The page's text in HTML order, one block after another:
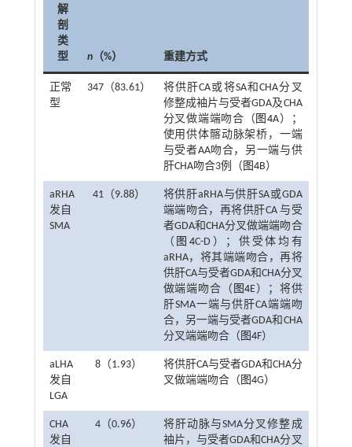
解
剖
类
型
n（%） 重建方式
正常
型
347（83.61）
将供肝CA或将SA和CHA分叉
修整成袖片与受者GDA及CHA
分叉做端端吻合（ 图4A）；
使用供体髂动脉架桥，一端
与受者AA吻合，另一端与供
肝CHA吻合3例（ 图4B）
aRHA
发自
SMA
41（9.88）
将供肝aRHA与供肝SA或GDA
端端吻合，再将供肝CA 与受
者GDA和CHA分叉做端端吻合
（ 图4C-D）；供受体均有
aRHA，将其端端吻合，再将
供肝CA与受者GDA和CHA分叉
做端端吻合（ 图4E）；将供
肝SMA一端与供肝CA端端吻
合，另一端与受者GDA和CHA
分叉端端吻合（ 图4F）
aLHA
发自
LGA
8（1.93）
将供肝CA与受者GDA和CHA分
叉做端端吻合（ 图4G）
CHA
发自
4（0.96）
将肝动脉与SMA分叉修整成
袖片，与受者GDA和CHA分叉